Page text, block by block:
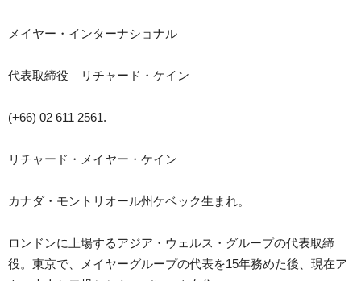
メイヤー・インターナショナル
代表取締役 リチャード・ケイン
(+66) 02 611 2561.
リチャード・メイヤー・ケイン
カナダ・モントリオール州ケベック生まれ。
ロンドンに上場するアジア・ウェルス・グループの代表取締
役。東京で、メイヤーグループの代表を15年務めた後、現在ア